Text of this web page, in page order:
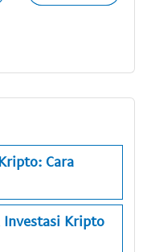
Cara
Investasi Kripto